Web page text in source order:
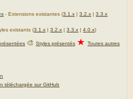
-Extensions existantes (3.1.x |3.2.x |3.3.x
existants (3.1.x |3.2.x |3.3.x |4.0.x)
🎨 Styles présentés ★ Toutes autres
téléchargée sur GitHub